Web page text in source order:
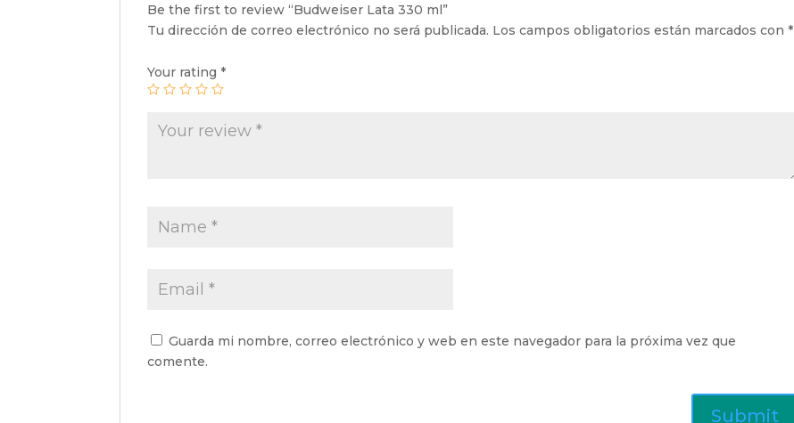
Be the first to review “Budweiser Lata 330 ml”
Tu dirección de correo electrónico no será publicada. Los campos obligatorios están marcados con*
Your rating*
Guarda mi nombre, correo electrónico y web en este navegador para la próxima vez que
comente.